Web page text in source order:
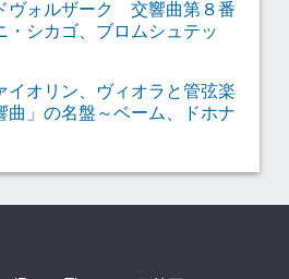
ヴォルザーク 交響曲第８番
・シカゴ、ブロムシュテッ
オリン、ヴィオラと管弦楽
曲」の名盤～ベーム、ドホナ